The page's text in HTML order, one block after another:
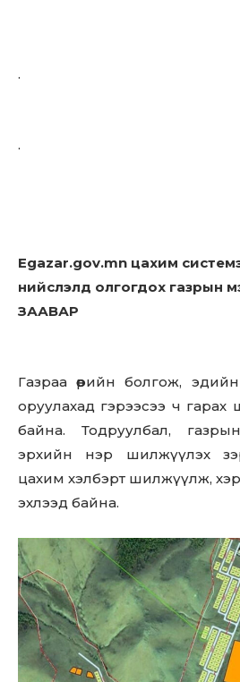
.
.
Egazar.gov.mn цахим
нийслэлд олгогдох газрын
ЗААВАР
Газраа өөрийн болгож,
оруулахад гэрээсээ ч гарах
байна. Тодруулбал,
эрхийн нэр шилжүүлэх
цахим хэлбэрт шилжүүлж,
эхлээд байна.